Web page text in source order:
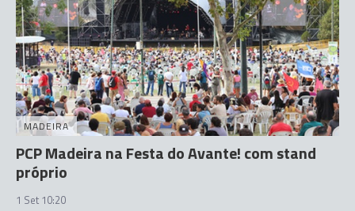
MADEIRA
PCP Madeira na Festa do Avante! com stand
próprio
1 Set 10:20